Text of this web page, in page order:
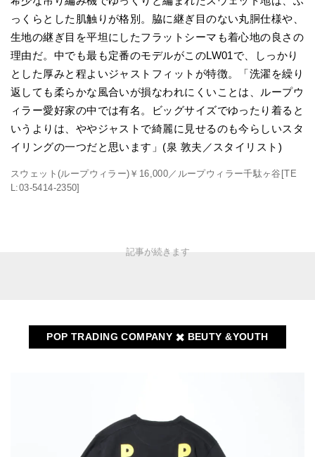
っくらとした肌触りが格別。脇に継ぎ目のない丸胴仕様や、
生地の継ぎ目を平坦にしたフラットシーマも着心地の良さの
理由だ。中でも最も定番のモデルがこのLW01で、しっかり
とした厚みと程よいジャストフィットが特徴。「洗濯を繰り
返しても柔らかな風合いが損なわれにくいことは、ループウ
ィラー愛好家の中では有名。ビッグサイズでゆったり着ると
いうよりは、ややジャストで綺麗に見せるのも今らしいスタ
イリングの一つだと思います」(泉 敦夫／スタイリスト)
スウェット(ループウィラー)￥16,000／ループウィラー千駄ヶ谷[TE
L:03-5414-2350]
POP TRADING COMPANY ✖️ BEUTY &YOUTH